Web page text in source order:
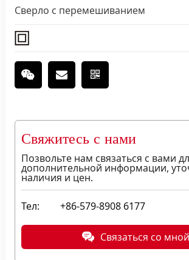
Сверло с перемешиванием
Свяжитесь с нами
Позвольте нам связаться с вами
дополнительной информации,
наличия и цен.
Тел: +86-579-8908 6177
Связаться со мной